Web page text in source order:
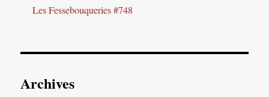
Les Fessebouqueries #748
Archives